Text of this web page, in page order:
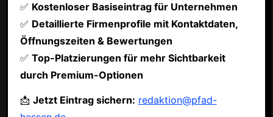
✅ Kostenloser Basiseintrag für Unternehmen
✅ Detaillierte Firmenprofile mit Kontaktdaten,
Öffnungszeiten & Bewertungen
✅ Top-Platzierungen für mehr Sichtbarkeit
durch Premium-Optionen
📩 Jetzt Eintrag sichern: redaktion@pfad-